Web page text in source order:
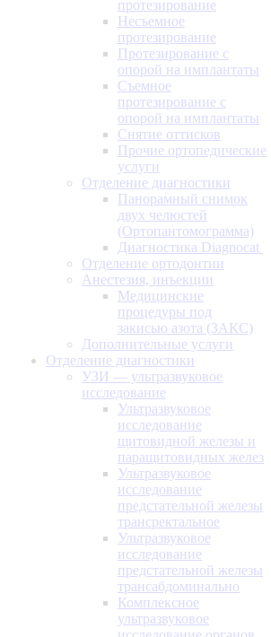
протезирование
Несъемное
протезирование
Протезирование с
опорой на имплантаты
Съемное
протезирование с
опорой на имплантаты
Снятие оттисков
Прочие ортопедические
услуги
Отделение диагностики
Панорамный снимок
двух челюстей
(Ортопантомограмма)
Диагностика Diagnocat
Отделение ортодонтии
Анестезия, инъекции
Медицинские
процедуры под
закисью азота (ЗАКС)
Дополнительные услуги
Отделение диагностики
УЗИ — ультразвуковое
исследование
Ультразвуковое
исследование
щитовидной железы и
паращитовидных желез
Ультразвуковое
исследование
предстательной железы
трансректальное
Ультразвуковое
исследование
предстательной железы
трансабдоминально
Комплексное
ультразвуковое